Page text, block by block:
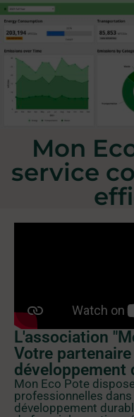
Mon
service
L'association
Votre
développement
Mon Eco Pote
professionnelles
développement